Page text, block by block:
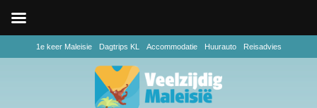
1e keer Maleisie Dagtrips KL Accommodatie Huurauto Reisadvies